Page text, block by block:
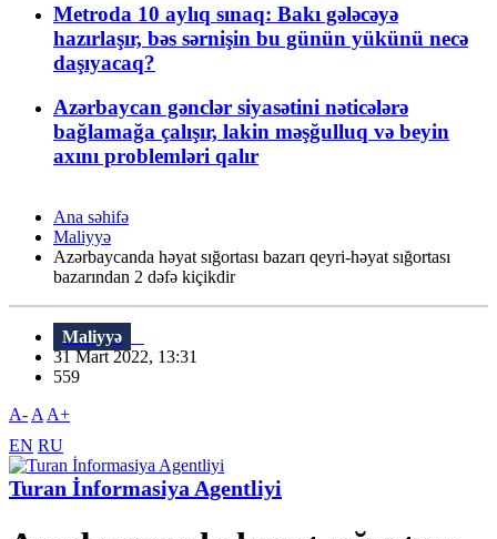
Metroda 10 aylıq sınaq: Bakı gələcəyə
hazırlaşır, bəs sərnişin bu günün yükünü necə
daşıyacaq?
Azərbaycan gənclər siyasətini nəticələrə
bağlamağa çalışır, lakin məşğulluq və beyin
axını problemləri qalır
Ana səhifə
Maliyyə
Azərbaycanda həyat sığortası bazarı qeyri-həyat sığortası
bazarından 2 dəfə kiçikdir
Maliyyə
31 Mart 2022, 13:31
559
A- A A+
EN RU
Turan İnformasiya Agentliyi